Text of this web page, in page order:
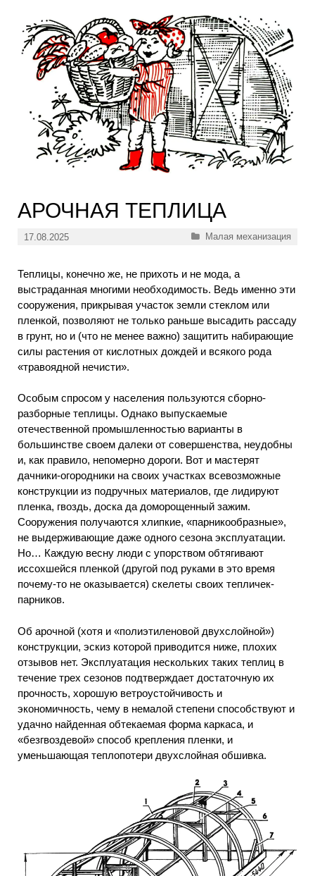
АРОЧНАЯ ТЕПЛИЦА
17.08.2025 Рубрики
Малая механизация
Теплицы, конечно же, не прихоть и не мода, а
выстраданная многими необходимость. Ведь именно эти
сооружения, прикрывая участок земли стеклом или
пленкой, позволяют не только раньше высадить рассаду
в грунт, но и (что не менее важно) защитить набирающие
силы растения от кислотных дождей и всякого рода
«травоядной нечисти».
Особым спросом у населения пользуются сборно-
разборные теплицы. Однако выпускаемые
отечественной промышленностью варианты в
большинстве своем далеки от совершенства, неудобны
и, как правило, непомерно дороги. Вот и мастерят
дачники-огородники на своих участках всевозможные
конструкции из подручных материалов, где лидируют
пленка, гвоздь, доска да доморощенный зажим.
Сооружения получаются хлипкие, «парникообразные»,
не выдерживающие даже одного сезона эксплуатации.
Но… Каждую весну люди с упорством обтягивают
иссохшейся пленкой (другой под руками в это время
почему-то не оказывается) скелеты своих тепличек-
парников.
Об арочной (хотя и «полиэтиленовой двухслойной»)
конструкции, эскиз которой приводится ниже, плохих
отзывов нет. Эксплуатация нескольких таких теплиц в
течение трех сезонов подтверждает достаточную их
прочность, хорошую ветроустойчивость и
экономичность, чему в немалой степени способствуют и
удачно найденная обтекаемая форма каркаса, и
«безгвоздевой» способ крепления пленки, и
уменьшающая теплопотери двухслойная обшивка.